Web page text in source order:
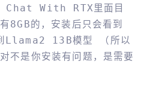
Chat With RTX里面目
8GB的，安装后只会看到
13B模型 （所以
不是你安装有问题，是需要